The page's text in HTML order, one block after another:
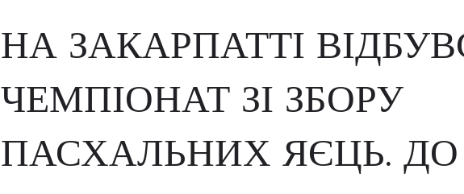
НА ЗАКАРПАТТІ
ЧЕМПІОНАТ ЗІ ЗБОРУ
ПАСХАЛЬНИХ ЯЄЦЬ. ДО